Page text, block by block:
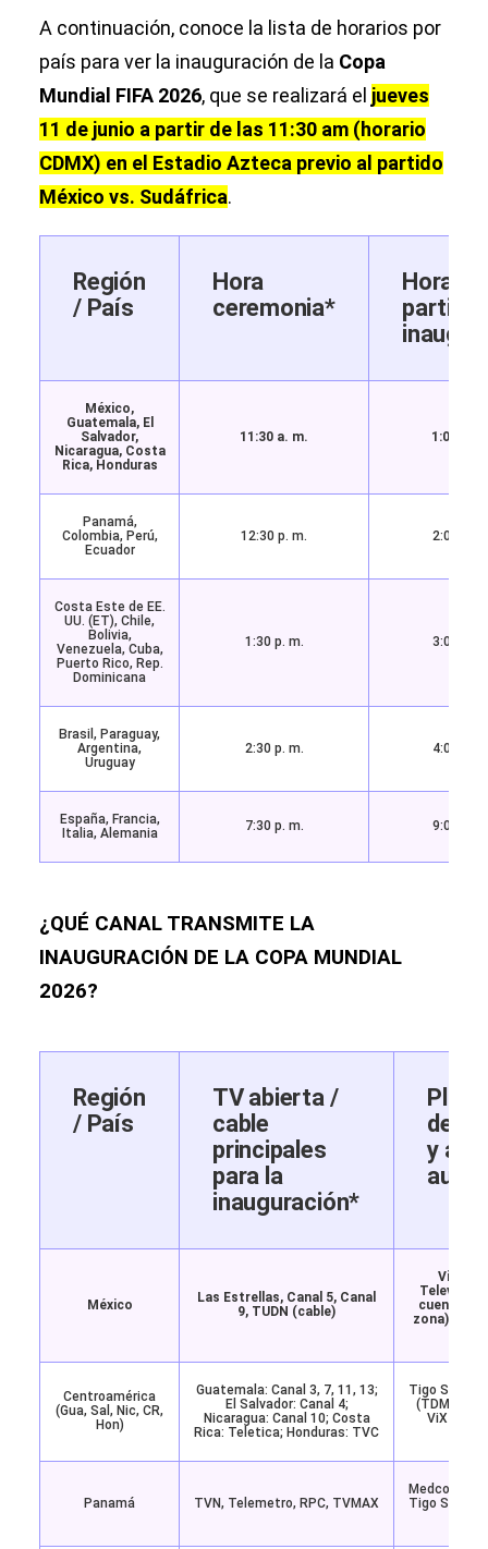
A continuación, conoce la lista de horarios por
país para ver la inauguración de la Copa
Mundial FIFA 2026, que se realizará el jueves
11 de junio a partir de las 11:30 am (horario
CDMX) en el Estadio Azteca previo al partido
México vs. Sudáfrica.
Región
/ País
Hora
ceremonia*
Hora
partido
México,
Guatemala, El
Salvador,
Nicaragua, Costa
Rica, Honduras
11:30 a. m. 1:00 p.
Panamá,
Colombia, Perú,
Ecuador
12:30 p. m. 2:00 p.
Costa Este de EE.
UU. (ET), Chile,
Bolivia,
Venezuela, Cuba,
Puerto Rico, Rep.
Dominicana
1:30 p. m. 3:00 p.
Brasil, Paraguay,
Argentina,
Uruguay
2:30 p. m. 4:00 p.
España, Francia,
Italia, Alemania
7:30 p. m. 9:00 p.
¿QUÉ CANAL TRANSMITE LA
INAUGURACIÓN DE LA COPA MUNDIAL
2026?
Región
/ País
TV abierta /
cable
principales
para la
inauguración*
de
y
México
Las Estrellas, Canal 5, Canal
9, TUDN (cable)
ViX
cuenta
zona),
Centroamérica
(Gua, Sal, Nic, CR,
Hon)
Guatemala: Canal 3, 7, 11, 13;
El Salvador: Canal 4;
Nicaragua: Canal 10; Costa
Rica: Teletica; Honduras: TVC
Tigo Sports
(TDMAX,
ViX y
Panamá TVN, Telemetro, RPC, TVMAX
Medcom
Tigo